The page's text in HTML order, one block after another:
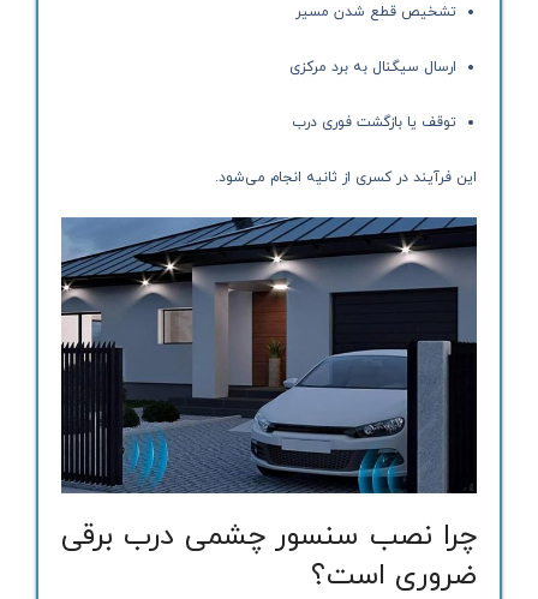
تشخیص قطع شدن مسیر
ارسال سیگنال به برد مرکزی
توقف یا بازگشت فوری درب
این فرآیند در کسری از ثانیه انجام می‌شود.
چرا نصب سنسور چشمی درب برقی
ضروری است؟